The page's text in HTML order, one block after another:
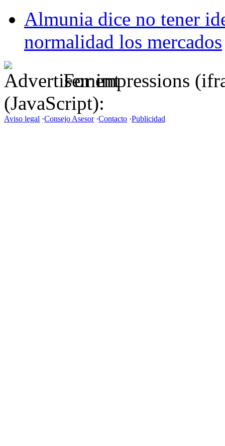
Almunia dice no tener
normalidad los mercados
For impressions
(JavaScript):
Aviso legal ·Consejo Asesor·Contacto ·Publicidad